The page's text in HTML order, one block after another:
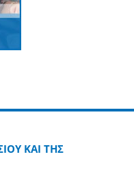
ΚΑΙ ΤΗΣ